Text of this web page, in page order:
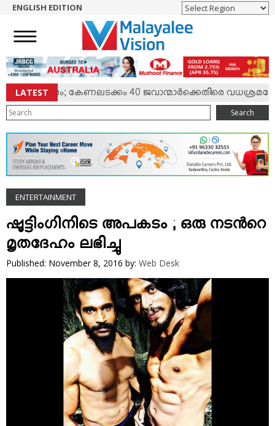
NEWS
ENGLISH
NRI
ENTERTAINMENT
MV SPECIAL
SPORTS
LIFESTYLE
TECH & AUTO
SOCIAL SPHERE
EDITORIAL
ARTS & LITERATURE
MAGAZINE
VIDEOS
ENGLISH EDITION
LATESTകേണലടക്കം 40 ജവാന്മാര്‍ക്കെതിരെ
Search
ENTERTAINMENT
ഷൂട്ടിംഗിനിടെ അപകടം ; ഒരു നടന്‍റെ
മൃതദേഹം ലഭിച്ചു
Published: November 8, 2016 by: Web Desk